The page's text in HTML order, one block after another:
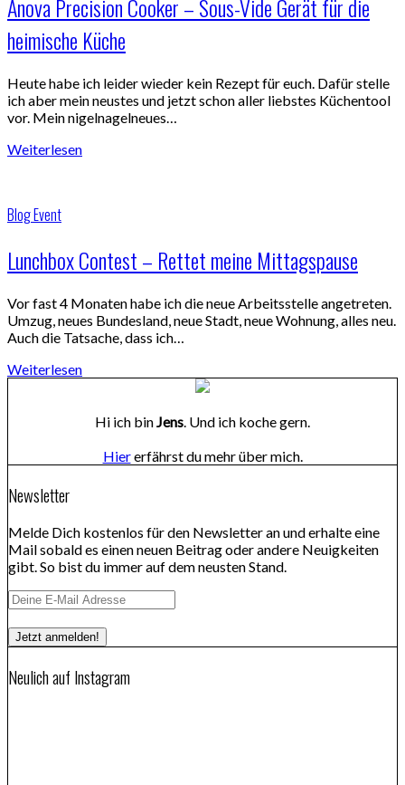
Anova Precision Cooker – Sous-Vide Gerät für die
heimische Küche
Heute habe ich leider wieder kein Rezept für euch. Dafür stelle
ich aber mein neustes und jetzt schon aller liebstes Küchentool
vor. Mein nigelnagelneues…
Weiterlesen
Blog Event
Lunchbox Contest – Rettet meine Mittagspause
Vor fast 4 Monaten habe ich die neue Arbeitsstelle angetreten.
Umzug, neues Bundesland, neue Stadt, neue Wohnung, alles neu.
Auch die Tatsache, dass ich…
Weiterlesen
Hi ich binJens. Und ich koche gern.
Hiererfährst du mehr über mich.
Newsletter
Melde Dich kostenlos für den Newsletter an und erhalte eine
Mail sobald es einen neuen Beitrag oder andere Neuigkeiten
gibt. So bist du immer auf dem neusten Stand.
Neulich auf Instagram